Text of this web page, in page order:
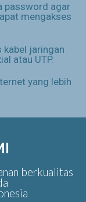
password agar
mengakses
kabel jaringan
atau UTP.
yang lebih
berkualitas